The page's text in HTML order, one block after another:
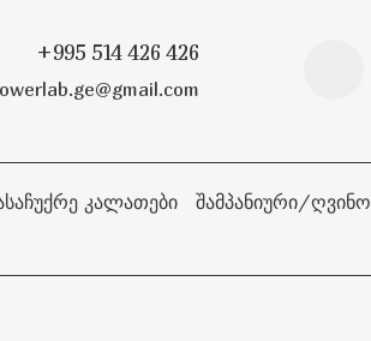
+995 514 426 426
ᲙᲐᲚᲐᲗᲔᲑᲘ
ᲨᲐᲛᲞᲐᲜᲘᲣᲠᲘ/ᲦᲕᲘᲜᲝ